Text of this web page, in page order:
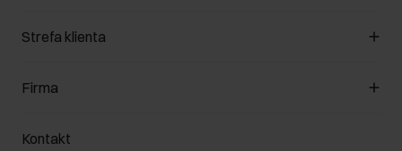
Zarządzaj cookies
Formy płatności
Jak dokonać zwrotu?
Strefa klienta
Klub Klienta
Zwróć produkty
Firma
O nas
Kontakt